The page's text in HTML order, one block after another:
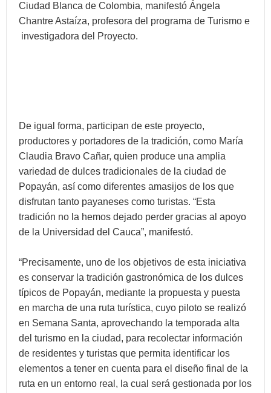
Ciudad Blanca de Colombia, manifestó Ángela
Chantre Astaíza, profesora del programa de Turismo e
investigadora del Proyecto.
De igual forma, participan de este proyecto,
productores y portadores de la tradición, como María
Claudia Bravo Cañar, quien produce una amplia
variedad de dulces tradicionales de la ciudad de
Popayán, así como diferentes amasijos de los que
disfrutan tanto payaneses como turistas. “Esta
tradición no la hemos dejado perder gracias al apoyo
de la Universidad del Cauca”, manifestó.
“Precisamente, uno de los objetivos de esta iniciativa
es conservar la tradición gastronómica de los dulces
típicos de Popayán, mediante la propuesta y puesta
en marcha de una ruta turística, cuyo piloto se realizó
en Semana Santa, aprovechando la temporada alta
del turismo en la ciudad, para recolectar información
de residentes y turistas que permita identificar los
elementos a tener en cuenta para el diseño final de la
ruta en un entorno real, la cual será gestionada por los